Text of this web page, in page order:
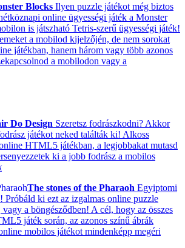
Blocks Ilyen puzzle játékot még biztos
online ügyességi játék a Monster
is játszható Tetris-szerű ügyességi játék!
a mobilod kijelzőjén, de nem sorokat
játékban, hanem három vagy több azonos
a mobilodon vagy a
Do Design Szeretsz fodrászkodni? Akkor
játékot neked találták ki! Alkoss
HTML5 játékban, a legjobbakat mutasd
ki a jobb fodrász a mobilos
The stones of the Pharaoh Egyiptomi
Próbáld ki ezt az izgalmas online puzzle
a böngésződben! A cél, hogy az összes
játék során, az azonos színű ábrák
mobilos játékot mindenképp megéri